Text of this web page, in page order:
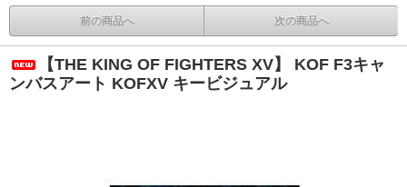
前の商品へ 次の商品へ
【THE KING OF FIGHTERS XV】 KOF F3キャ
ンバスアート KOFXV キービジュアル